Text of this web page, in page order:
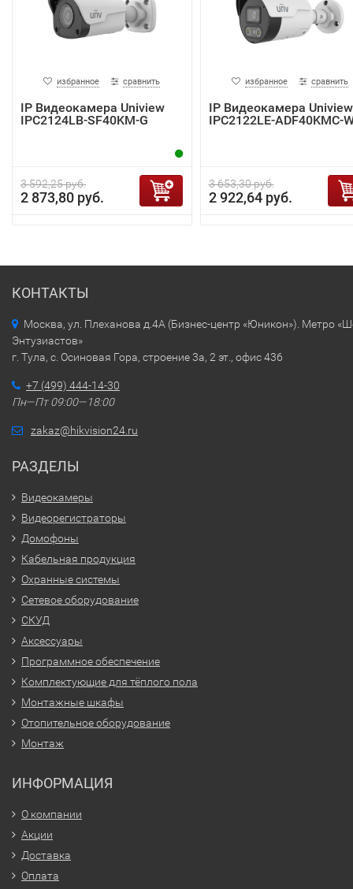
избранное сравнить
IP Видеокамера Uniview
IPC2124LB-SF40KM-G
3 592,25 руб.
2 873,80 руб.
избранное сравнить
IP Видеокамера Uniview
IPC2122LE-ADF40KMC-
3 653,30 руб.
2 922,64 руб.
КОНТАКТЫ
Москва, ул. Плеханова д.4А (Бизнес-центр «Юникон»). Метро
Энтузиастов»
г. Тула, с. Осиновая Гора, строение 3а, 2 эт., офис 436
+7 (499) 444-14-30
Пн—Пт 09:00—18:00
zakaz@hikvision24.ru
РАЗДЕЛЫ
Видеокамеры
Видеорегистраторы
Домофоны
Кабельная продукция
Охранные системы
Сетевое оборудование
СКУД
Аксессуары
Программное обеспечение
Комплектующие для тёплого пола
Монтажные шкафы
Отопительное оборудование
Монтаж
ИНФОРМАЦИЯ
О компании
Акции
Доставка
Оплата